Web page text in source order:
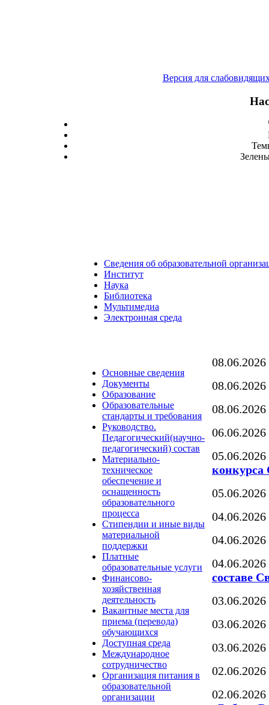
Версия для
Сведения об образовательной
Институт
Наука
Библиотека
Мультимедиа
Электронная среда
Основные сведения
Документы
Образование
Образовательные
стандарты и требования
Руководство.
Педагогический(научно-
педагогический) состав
Материально-
техническое
обеспечение и
оснащенность
образовательного
процесса
Стипендии и иные виды
материальной
поддержки
Платные
образовательные услуги
Финансово-
хозяйственная
деятельность
Вакантные места для
приема (перевода)
обучающихся
Доступная среда
Международное
сотрудничество
Организация питания в
образовательной
организации
08.06.2026
08.06.2026
08.06.2026
06.06.2026
05.06.2026
конкурса
05.06.2026
04.06.2026
04.06.2026
04.06.2026
составе
03.06.2026
03.06.2026
03.06.2026
02.06.2026
02.06.2026